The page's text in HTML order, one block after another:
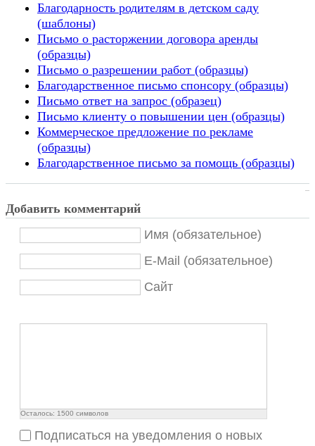
Благодарность родителям в детском саду
(шаблоны)
Письмо о расторжении договора аренды
(образцы)
Письмо о разрешении работ (образцы)
Благодарственное письмо спонсору (образцы)
Письмо ответ на запрос (образец)
Письмо клиенту о повышении цен (образцы)
Коммерческое предложение по рекламе
(образцы)
Благодарственное письмо за помощь (образцы)
Добавить комментарий
Имя (обязательное)
E-Mail (обязательное)
Сайт
Осталось: 1500 символов
Подписаться на уведомления о новых